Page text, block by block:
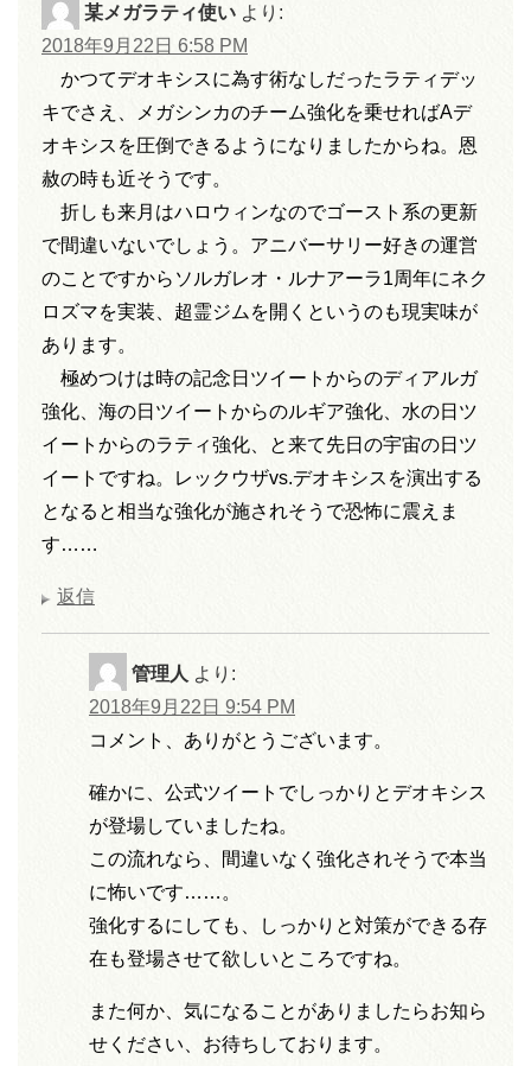
某メガラティ使い より:
2018年9月22日 6:58 PM
かつてデオキシスに為す術なしだったラティデッ
キでさえ、メガシンカのチーム強化を乗せればAデ
オキシスを圧倒できるようになりましたからね。恩
赦の時も近そうです。
折しも来月はハロウィンなのでゴースト系の更新
で間違いないでしょう。アニバーサリー好きの運営
のことですからソルガレオ・ルナアーラ1周年にネク
ロズマを実装、超霊ジムを開くというのも現実味が
あります。
極めつけは時の記念日ツイートからのディアルガ
強化、海の日ツイートからのルギア強化、水の日ツ
イートからのラティ強化、と来て先日の宇宙の日ツ
イートですね。レックウザvs.デオキシスを演出する
となると相当な強化が施されそうで恐怖に震えま
す……
返信
管理人 より:
2018年9月22日 9:54 PM
コメント、ありがとうございます。
確かに、公式ツイートでしっかりとデオキシス
が登場していましたね。
この流れなら、間違いなく強化されそうで本当
に怖いです……。
強化するにしても、しっかりと対策ができる存
在も登場させて欲しいところですね。
また何か、気になることがありましたらお知ら
せください、お待ちしております。